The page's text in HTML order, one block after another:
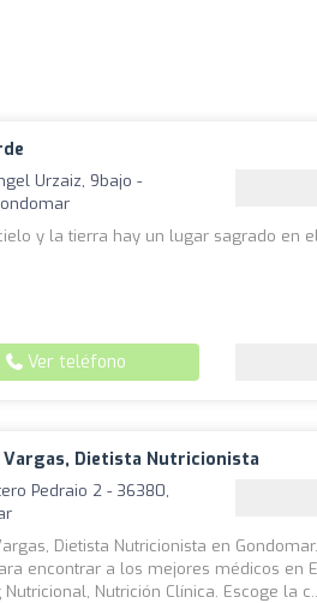
Urzaiz, 9bajo -
y la tierra hay un lugar sagrado en
Ver teléfono
Dietista Nutricionista
Pedraio 2 - 36380,
Dietista Nutricionista en
encontrar a los mejores médicos en
Nutricional, Nutrición Clínica. Escoge la